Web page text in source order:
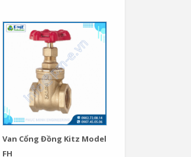
Van Cổng Đồng Kitz Model
FH